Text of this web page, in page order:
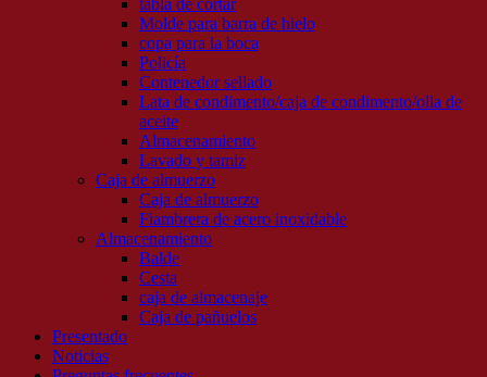
tabla de cortar
Molde para barra de hielo
copa para la boca
Policía
Contenedor sellado
Lata de condimento/caja de condimento/olla de
aceite
Almacenamiento
Lavado y tamiz
Caja de almuerzo
Caja de almuerzo
Fiambrera de acero inoxidable
Almacenamiento
Balde
Cesta
caja de almacenaje
Caja de pañuelos
Presentado
Noticias